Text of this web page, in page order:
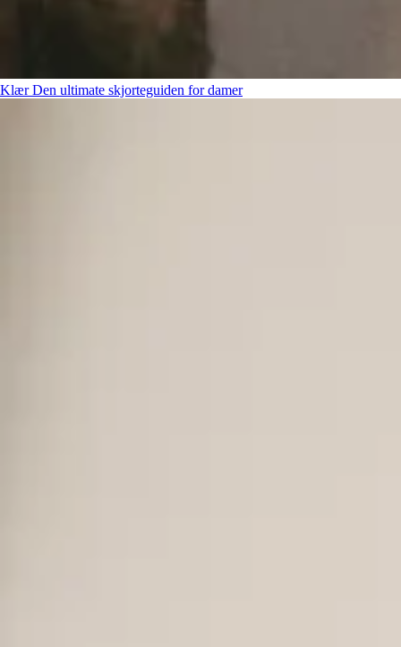
Klær Den ultimate skjorteguiden for damer